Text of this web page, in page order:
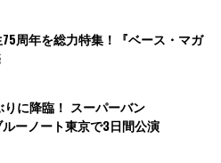
周年を総力特集！『ベース・マガ
に降臨！ スーパーバン
ルーノート東京で3日間公演